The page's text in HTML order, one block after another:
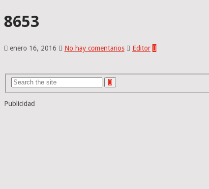
8653
enero 16, 2016 No hay comentarios Editor
Publicidad